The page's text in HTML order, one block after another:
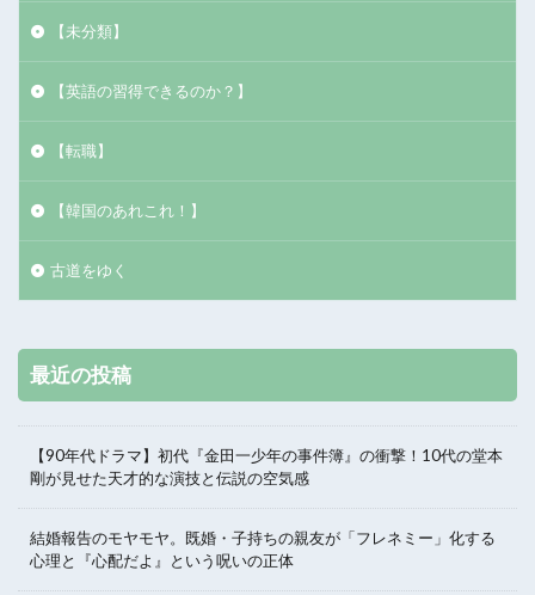
【未分類】
【英語の習得できるのか？】
【転職】
【韓国のあれこれ！】
古道をゆく
最近の投稿
【90年代ドラマ】初代『金田一少年の事件簿』の衝撃！10代の堂本
剛が見せた天才的な演技と伝説の空気感
結婚報告のモヤモヤ。既婚・子持ちの親友が「フレネミー」化する
心理と『心配だよ』という呪いの正体